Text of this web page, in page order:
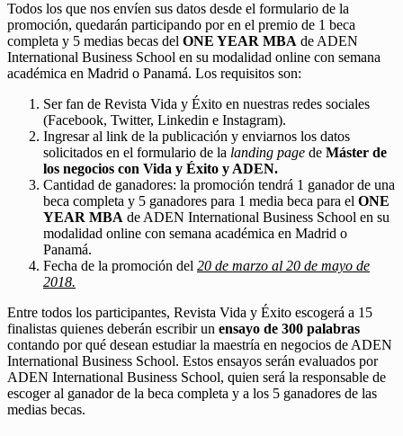
Todos los que nos envíen sus datos desde el formulario de la
promoción, quedarán participando por en el premio de 1 beca
completa y 5 medias becas del ONE YEAR MBA de ADEN
International Business School en su modalidad online con semana
académica en Madrid o Panamá. Los requisitos son:
Ser fan de Revista Vida y Éxito en nuestras redes sociales
(Facebook, Twitter, Linkedin e Instagram).
Ingresar al link de la publicación y enviarnos los datos
solicitados en el formulario de la landing page de Máster de
los negocios con Vida y Éxito y ADEN.
Cantidad de ganadores: la promoción tendrá 1 ganador de una
beca completa y 5 ganadores para 1 media beca para el ONE
YEAR MBA de ADEN International Business School en su
modalidad online con semana académica en Madrid o
Panamá.
Fecha de la promoción del 20 de marzo al 20 de mayo de
2018.
Entre todos los participantes, Revista Vida y Éxito escogerá a 15
finalistas quienes deberán escribir un ensayo de 300 palabras
contando por qué desean estudiar la maestría en negocios de ADEN
International Business School. Estos ensayos serán evaluados por
ADEN International Business School, quien será la responsable de
escoger al ganador de la beca completa y a los 5 ganadores de las
medias becas.